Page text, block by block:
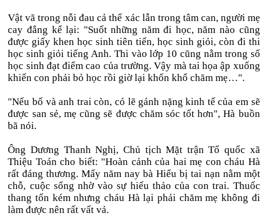
Vật vã trong nỗi đau cả thể xác lẫn trong tâm can, người mẹ
cay đắng kể lại: "Suốt những năm đi học, năm nào cũng
được giấy khen học sinh tiên tiến, học sinh giỏi, còn đi thi
học sinh giỏi tiếng Anh. Thi vào lớp 10 cũng nằm trong số
học sinh đạt điểm cao của trường. Vậy mà tai họa ập xuống
khiến con phải bỏ học rồi giờ lại khốn khổ chăm mẹ…".
"Nếu bố và anh trai còn, có lẽ gánh nặng kinh tế của em sẽ
được san sẻ, mẹ cũng sẽ được chăm sóc tốt hơn", Hà buồn
bã nói.
Ông Dương Thanh Nghị, Chủ tịch Mặt trận Tổ quốc xã
Thiệu Toán cho biết: "Hoàn cảnh của hai mẹ con cháu Hà
rất đáng thương. Mấy năm nay bà Hiểu bị tai nạn nằm một
chỗ, cuộc sống nhờ vào sự hiếu thảo của con trai. Thuốc
thang tốn kém nhưng cháu Hà lại phải chăm mẹ không đi
làm được nên rất vất vả.